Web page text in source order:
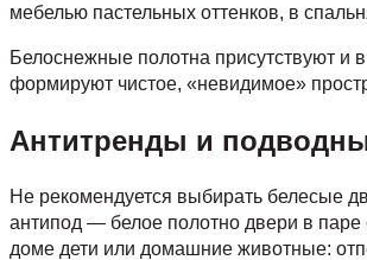
мебелью пастельных оттенков, в
Белоснежные полотна присутствуют и
формируют чистое, «невидимое»
Антитренды и
Не рекомендуется выбирать белесые
антипод — белое полотно двери в паре
доме дети или домашние животные: